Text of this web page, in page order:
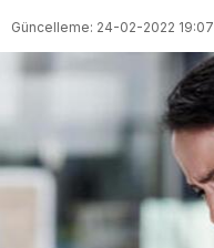
Güncelleme: 24-02-2022 19:07